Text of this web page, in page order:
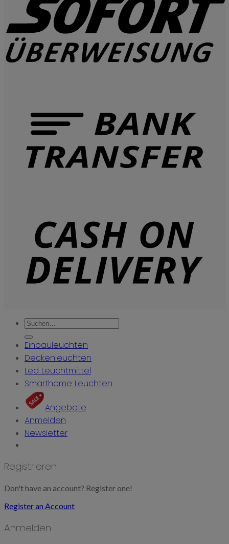
Suchen
nach:
Einbauleuchten
Deckenleuchten
Led Leuchtmittel
Smarthome Leuchten
Angebote
Anmelden
Newsletter
Registrieren
Don't have an account? Register one!
Register an Account
Anmelden